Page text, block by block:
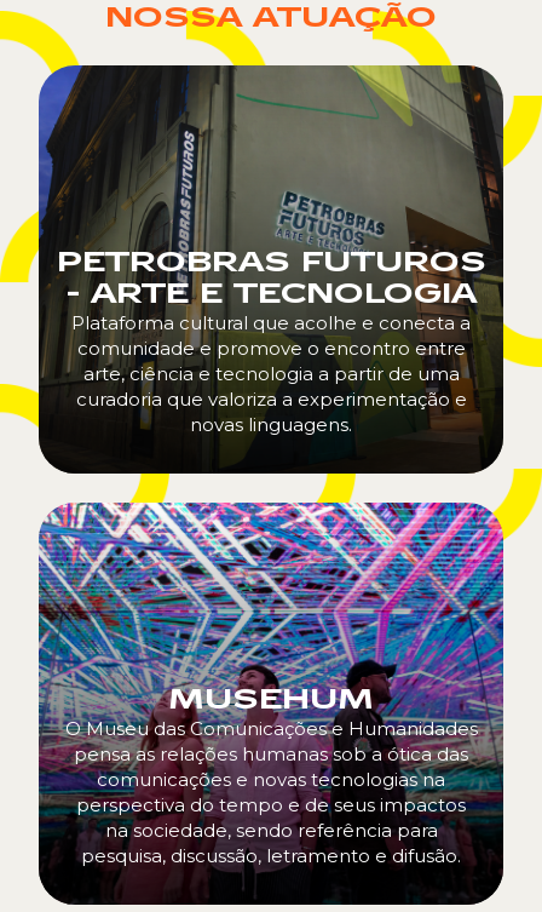
NOSSA ATUAÇÃO
PETROBRAS FUTUROS
- ARTE E TECNOLOGIA
Plataforma cultural que acolhe e conecta a
comunidade e promove o encontro entre
arte, ciência e tecnologia a partir de uma
curadoria que valoriza a experimentação e
novas linguagens.
MUSEHUM
O Museu das Comunicações e Humanidades
pensa as relações humanas sob a ótica das
comunicações e novas tecnologias na
perspectiva do tempo e de seus impactos
na sociedade, sendo referência para
pesquisa, discussão, letramento e difusão.